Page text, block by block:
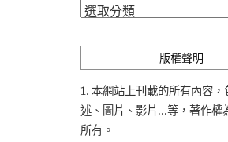
分
版權聲明
1. 本網站上刊載的所有內容
述、圖片、影片...等，著作權
所有。